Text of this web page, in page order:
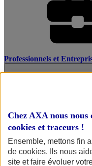
Professionnels et
Chez AXA nous nous
cookies et traceurs !
Ensemble, mettons fin
de cookies. Ils nous
site et faire évoluer